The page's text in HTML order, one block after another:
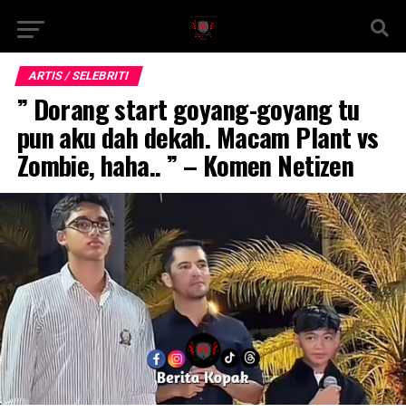
ARTIS / SELEBRITI
” Dorang start goyang-goyang tu
pun aku dah dekah. Macam Plant vs
Zombie, haha.. ” – Komen Netizen